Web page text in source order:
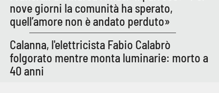
nove giorni la comunità ha sperato,
quell’amore non è andato perduto»
Calanna, l'elettricista Fabio Calabrò
folgorato mentre monta luminarie: morto a
40 anni